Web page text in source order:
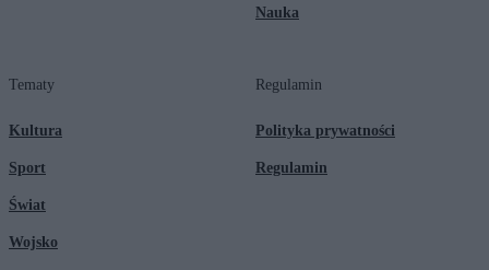
Nauka
Tematy
Kultura
Sport
Świat
Wojsko
Regulamin
Polityka prywatności
Regulamin